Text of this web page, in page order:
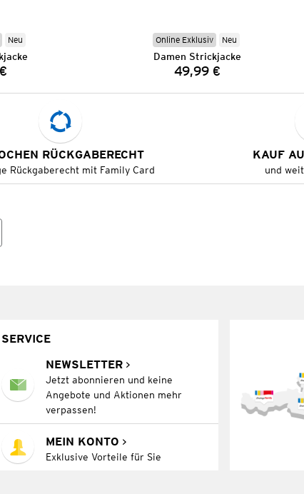
Neu Online Exklusiv Neu
Damen Strickjacke
Preis:
49,99 €
RÜCKGABERECHT
Rückgaberecht mit Family Card
KAUF
und
SERVICE
NEWSLETTER
Jetzt abonnieren und keine
Angebote und Aktionen mehr
verpassen!
MEIN KONTO
Exklusive Vorteile für Sie